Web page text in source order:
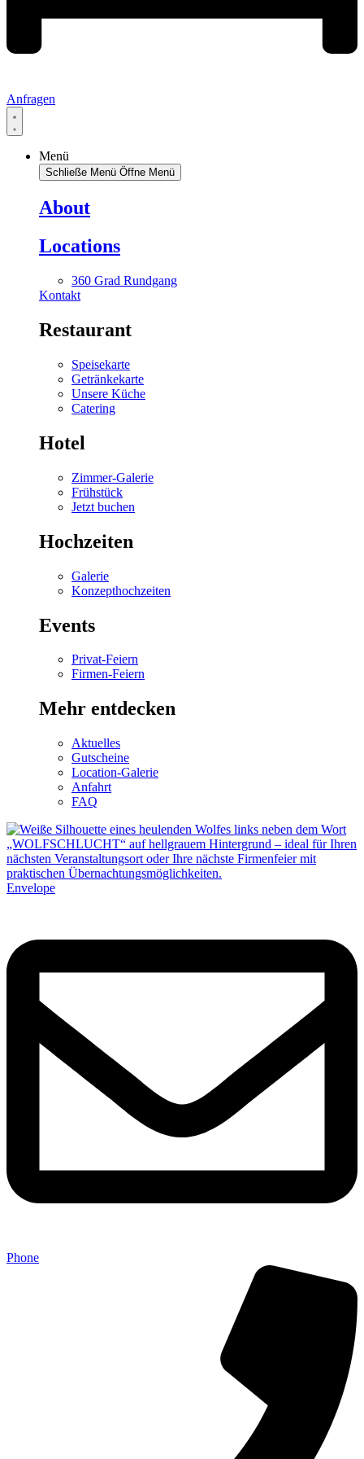
Anfragen
Menü
Schließe Menü Öffne Menü
About
Locations
360 Grad Rundgang
Kontakt
Restaurant
Speisekarte
Getränkekarte
Unsere Küche
Catering
Hotel
Zimmer-Galerie
Frühstück
Jetzt buchen
Hochzeiten
Galerie
Konzepthochzeiten
Events
Privat-Feiern
Firmen-Feiern
Mehr entdecken
Aktuelles
Gutscheine
Location-Galerie
Anfahrt
FAQ
Envelope
Phone